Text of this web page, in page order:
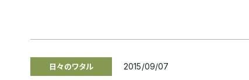
日々のワタル 2015/09/07